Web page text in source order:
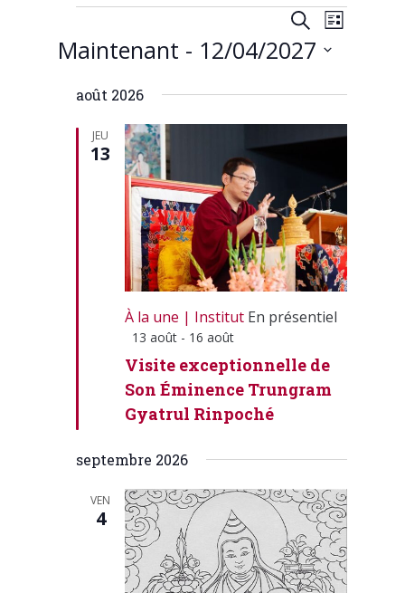
Calendrier
et
de
Calendrier
Recherche
de
Liste
Maintenant - 12/04/2027
uneaoût 2026
JEU
13
À la une Institut En présentiel
Mis
avant
13 août - 16 août
Visite exceptionnelle de
Son Éminence Trungram
Gyatrul Rinpoché
septembre 2026
VEN
4